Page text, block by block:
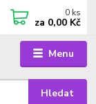
Menu
Hledat
0 ks
za 0,00 Kč